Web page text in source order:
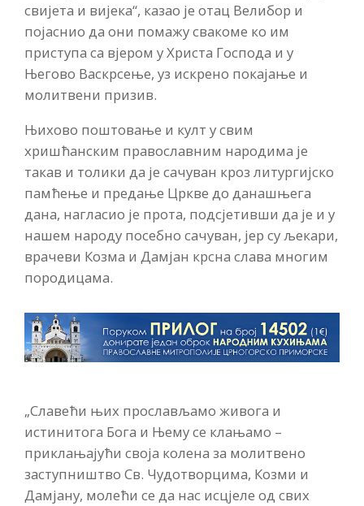
свијета и вијека“, казао је отац Велибор и
појаснио да они помажу свакоме ко им
приступа са вјером у Христа Господа и у
Његово Васкрсење, уз искрено покајање и
молитвени призив.
Њихово поштовање и култ у свим
хришћанским православним народима је
такав и толики да је сачуван кроз литургијско
памћење и предање Цркве до данашњега
дана, нагласио је прота, подсјетивши да је и у
нашем народу посебно сачуван, јер су љекари,
врачеви Козма и Дамјан крсна слава многим
породицама.
„Славећи њих прослављамо живога и
истинитога Бога и Њему се клањамо –
приклањајући своја колена за молитвено
заступништво Св. Чудотворцима, Козми и
Дамјану, молећи се да нас исцјеле од свих